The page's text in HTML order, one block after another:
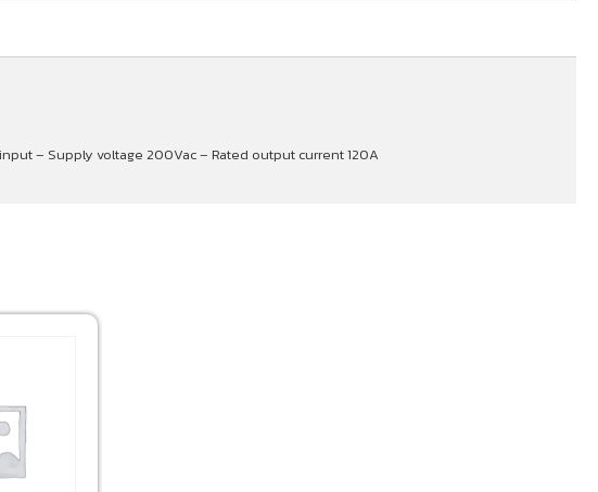
– Supply voltage 200Vac – Rated output current 120A